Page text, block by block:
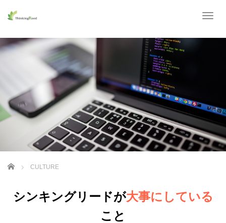
T
g
i
t
i
ホーム CULTURE
シンキングリードが大事にしている
こと